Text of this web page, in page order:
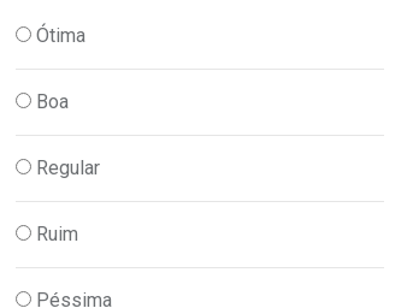
Ótima
Boa
Regular
Ruim
Péssima